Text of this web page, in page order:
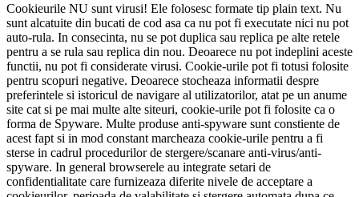
Cookieurile NU sunt virusi! Ele folosesc formate tip plain text. Nu
sunt alcatuite din bucati de cod asa ca nu pot fi executate nici nu pot
auto-rula. In consecinta, nu se pot duplica sau replica pe alte retele
pentru a se rula sau replica din nou. Deoarece nu pot indeplini aceste
functii, nu pot fi considerate virusi. Cookie-urile pot fi totusi folosite
pentru scopuri negative. Deoarece stocheaza informatii despre
preferintele si istoricul de navigare al utilizatorilor, atat pe un anume
site cat si pe mai multe alte siteuri, cookie-urile pot fi folosite ca o
forma de Spyware. Multe produse anti-spyware sunt constiente de
acest fapt si in mod constant marcheaza cookie-urile pentru a fi
sterse in cadrul procedurilor de stergere/scanare anti-virus/anti-
spyware. In general browserele au integrate setari de
confidentialitate care furnizeaza diferite nivele de acceptare a